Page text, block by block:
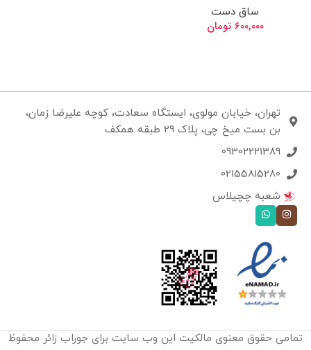
ساق دست
۶۰۰,۰۰۰ تومان
تهران، خیابان مولوی، ایستگاه سعادت، کوچه علیرضا زمان،
بن بست میخ چی، پلاک 29 طبقه همکف
09302221389
02155815280
شعبه چچیلاس
تمامی حقوق معنوی مالکیت این وب‌ سایت برای جوراب زائر محفوظ